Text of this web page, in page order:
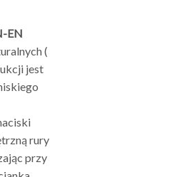
EN
(
jest
rury
przy